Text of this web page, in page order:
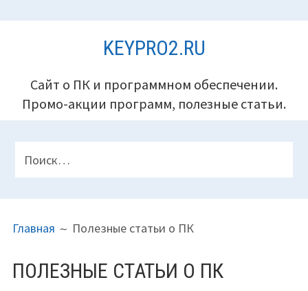
KEYPRO2.RU
Сайт о ПК и программном обеспечении.
Промо-акции программ, полезные статьи.
ВЕРХНЕГО
КОЛОНТИТУЛА
Найти:
НА
(ХЛЕБНЫЕ
Главная Полезные статьи о ПК
ПОЛЕЗНЫЕ СТАТЬИ О ПК